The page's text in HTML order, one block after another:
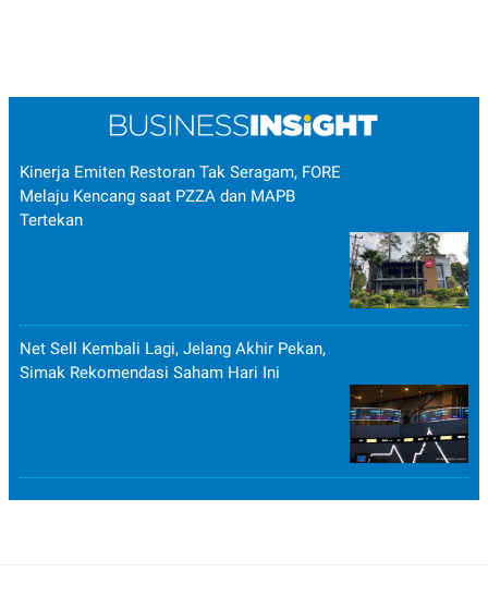
Kinerja Emiten Restoran Tak Seragam, FORE
Melaju Kencang saat PZZA dan MAPB
Tertekan
Net Sell Kembali Lagi, Jelang Akhir Pekan,
Simak Rekomendasi Saham Hari Ini